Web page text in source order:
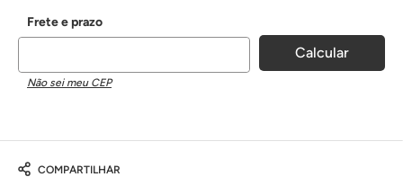
Não sei meu CEP
COMPARTILHAR